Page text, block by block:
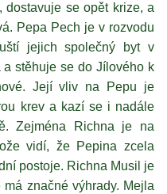
dostavuje se opět krize, a
Pepa Pech je v rozvodu
jejich společný byt v
stěhuje se do Jílového k
Její vliv na Pepu je
krev a kazí se i nadále
Zejména Richna je na
vidí, že Pepina zcela
postoje. Richna Musil je
značné výhrady. Mejla